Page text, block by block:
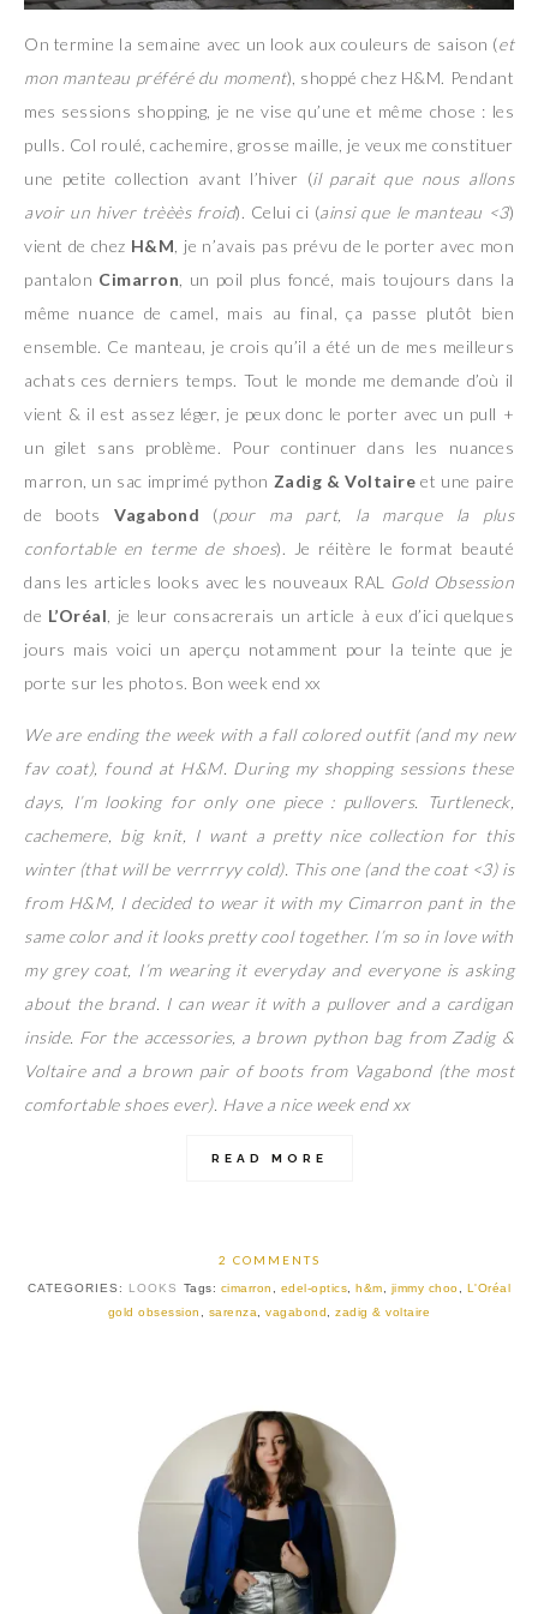
On termine la semaine avec un look aux couleurs de saison (et
mon manteau préféré du moment), shoppé chez H&M. Pendant
mes sessions shopping, je ne vise qu’une et même chose : les
pulls. Col roulé, cachemire, grosse maille, je veux me constituer
une petite collection avant l’hiver (il parait que nous allons
avoir un hiver trèèès froid). Celui ci (ainsi que le manteau <3)
vient de chez H&M , je n’avais pas prévu de le porter avec mon
pantalon Cimarron , un poil plus foncé, mais toujours dans la
même nuance de camel, mais au final, ça passe plutôt bien
ensemble. Ce manteau, je crois qu’il a été un de mes meilleurs
achats ces derniers temps. Tout le monde me demande d’où il
vient & il est assez léger, je peux donc le porter avec un pull +
un gilet sans problème. Pour continuer dans les nuances
marron, un sac imprimé python Zadig & Voltaire et une paire
de bootsVagabond (pour ma part, la marque la plus
confortable en terme de shoes). Je réitère le format beauté
dans les articles looks avec les nouveaux RAL
Gold Obsession
de L’Oréal , je leur consacrerais un article à eux d’ici quelques
jours mais voici un aperçu notamment pour la teinte que je
porte sur les photos. Bon week end xx
We are ending the week with a fall colored outfit (and my new
fav coat), found at H&M. During my shopping sessions these
days, I’m looking for only one piece : pullovers. Turtleneck,
cachemere, big knit, I want a pretty nice collection for this
winter (that will be verrrryy cold). This one (and the coat <3) is
from H&M, I decided to wear it with my Cimarron pant in the
same color and it looks pretty cool together. I’m so in love with
my grey coat, I’m wearing it everyday and everyone is asking
about the brand. I can wear it with a pullover and a cardigan
inside. For the accessories, a brown python bag from Zadig &
Voltaire and a brown pair of boots from Vagabond (the most
comfortable shoes ever). Have a nice week end xx
READ MORE
2 COMMENTS
CATEGORIES: LOOKS Tags: cimarron edel-optics ,h&m jimmy choo
L'Oréal
gold obsession
sarenza ,vagabond ,zadig & voltaire